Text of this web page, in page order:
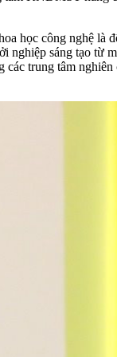
học công nghệ là
nghiệp sáng tạo từ
trung tâm